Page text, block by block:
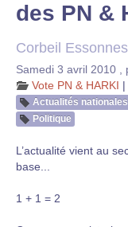
des PN &
Corbeil Essonnes
Samedi 3 avril 2010
Vote PN & HARKI |
Actualités nationales
Politique
L’actualité vient au
base...
1 + 1 = 2